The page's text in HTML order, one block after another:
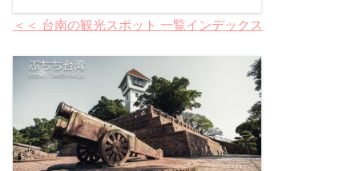
＜＜ 台南の観光スポット 一覧インデックス